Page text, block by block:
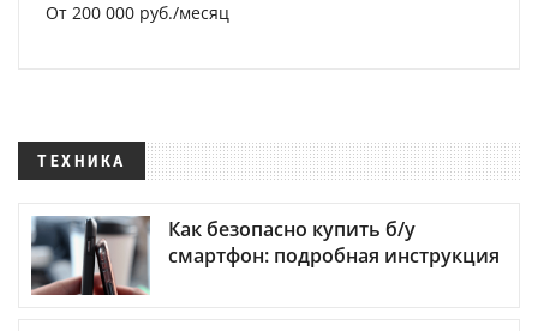
От 200 000 руб./месяц
ТЕХНИКА
Как безопасно купить б/у
смартфон: подробная инструкция